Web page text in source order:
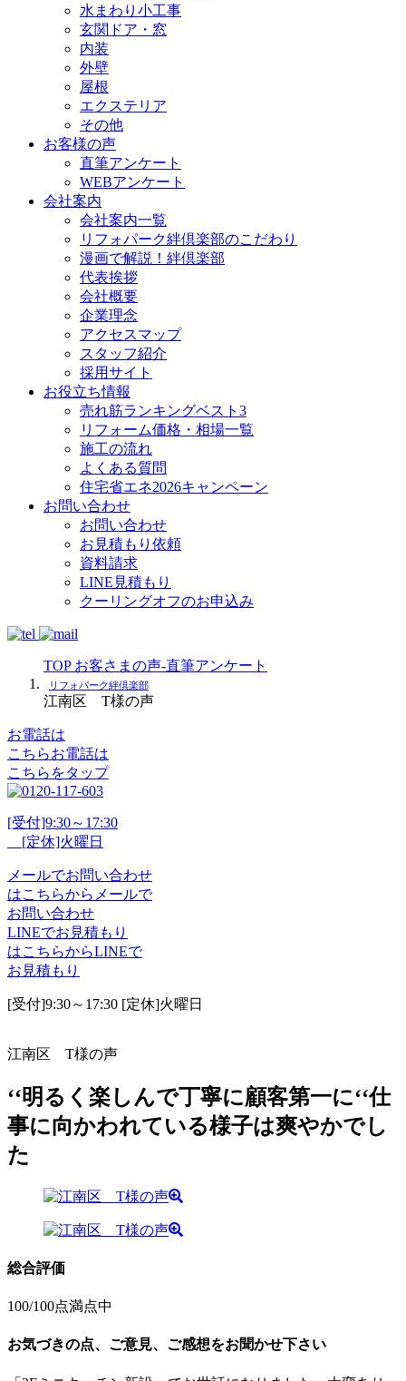
水まわり小工事
玄関ドア・窓
内装
外壁
屋根
エクステリア
その他
お客様の声
直筆アンケート
WEBアンケート
会社案内
会社案内一覧
リフォパーク絆倶楽部のこだわり
漫画で解説！絆倶楽部
代表挨拶
会社概要
企業理念
アクセスマップ
スタッフ紹介
採用サイト
お役立ち情報
売れ筋ランキングベスト3
リフォーム価格・相場一覧
施工の流れ
よくある質問
住宅省エネ2026キャンペーン
お問い合わせ
お問い合わせ
お見積もり依頼
資料請求
LINE見積もり
クーリングオフのお申込み
TOP お客さまの声-直筆アンケート
リフォパーク絆倶楽部
江南区 T様の声
お電話は
こちらお電話は
こちらをタップ
[受付]9:30～17:30
[定休]火曜日
メールでお問い合わせ
はこちらから メールで
お問い合わせ
LINEでお見積もり
はこちらからLINEで
お見積もり
[受付]9:30～17:30 [定休]火曜日
江南区 T様の声
‘‘明るく楽しんで丁寧に顧客第一に‘‘仕
事に向かわれている様子は爽やかでし
た
総合評価
100/100点満点中
お気づきの点、ご意見、ご感想をお聞かせ下さい